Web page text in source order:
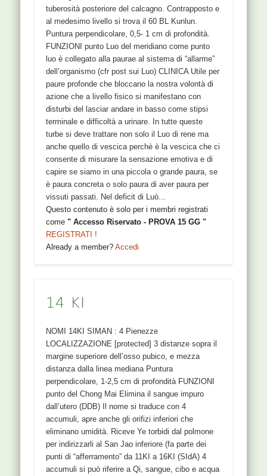
tuberosità posteriore del calcagno. Contrapposto e
al medesimo livello si trova il 60 BL Kunlun.
Puntura perpendicolare, 0,5- 1 cm di profondità.
FUNZIONI punto Luo del meridiano come punto
luo è collegato alla paurae al sistema di “allarme”
dell’organismo (cfr post sui Luo) CLINICA Utile per
paure profonde che bloccano la nostra volontà di
azione che a livello fisico si manifestano con
disturbi del lasciar andare in basso come stipsi
terminale e difficoltà a urinare. In tutte queste
turbe si deve trattare non solo il Luo di rene ma
anche quello di vescica perchè è la vescica che ci
consente di misurare la sensazione emotiva e di
capire se siamo in una piccola o grande paura, se
è paura concreta o solo paura di aver paura per
vissuti passati. Nel deficit di Luò...
Questo contenuto è solo per i membri registrati
come" Accesso Riservato - PROVA 15 GG "
REGISTRATI !
Already a member?Accedi
14 KI
NOMI 14KI SIMAN : 4 Pienezze
LOCALIZZAZIONE [protected] 3 distanze sopra il
margine superiore dell’osso pubico, e mezza
distanza dalla linea mediana Puntura
perpendicolare, 1-2,5 cm di profondità FUNZIONI
punto del Chong Mai Elimina il sangue impuro
dall’utero (DDB) Il nome si traduce con 4
accumuli, apre anche gli orifizi inferiori che
eliminano umidità. Riceve Ye torbidi dal polmone
per indirizzarli al San Jao inferiore (fa parte dei
punti di “afferramento” da 11KI a 16KI (SIdA) 4
accumuli si può riferire a Qi, sangue, cibo e acqua